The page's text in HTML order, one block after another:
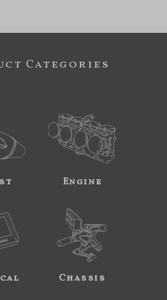
Categories
Engine
Chassis